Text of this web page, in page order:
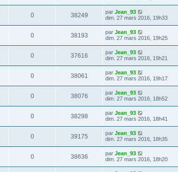
0 38249 par Jean_93
dim. 27 mars 2016, 19h33
0 38193 par Jean_93
dim. 27 mars 2016, 19h25
0 37616 par Jean_93
dim. 27 mars 2016, 19h21
0 38061 par Jean_93
dim. 27 mars 2016, 19h17
0 38076 par Jean_93
dim. 27 mars 2016, 18h52
0 38298 par Jean_93
dim. 27 mars 2016, 18h41
0 39175 par Jean_93
dim. 27 mars 2016, 18h35
0 38636 par Jean_93
dim. 27 mars 2016, 18h20